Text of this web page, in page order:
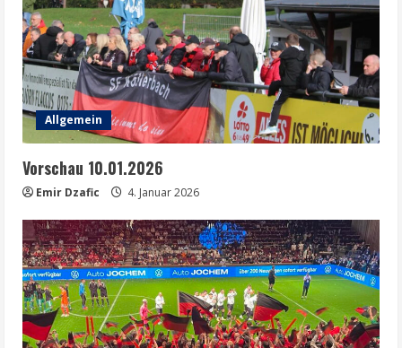
Allgemein
Vorschau 10.01.2026
Emir Dzafic 4. Januar 2026